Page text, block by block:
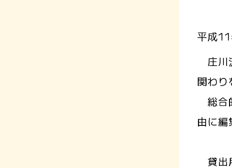
平成
庄川
関わり
総合
由に編
貸出